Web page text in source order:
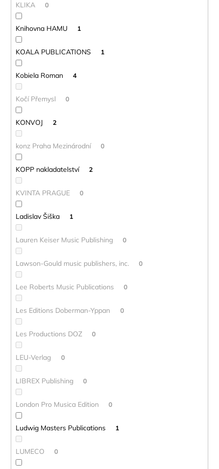
KLIKA 0
Knihovna HAMU 1
KOALA PUBLICATIONS 1
Kobiela Roman 4
Kočí Přemysl 0
KONVOJ 2
konz Praha Mezinárodní 0
KOPP nakladatelství 2
KVINTA PRAGUE 0
Ladislav Šiška 1
Lauren Keiser Music Publishing 0
Lawson-Gould music publishers, inc. 0
Lee Roberts Music Publications 0
Les Editions Doberman-Yppan 0
Les Productions DOZ 0
LEU-Verlag 0
LIBREX Publishing 0
London Pro Musica Edition 0
Ludwig Masters Publications 1
LUMECO 0